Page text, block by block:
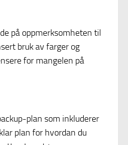
på oppmerksomheten til
bruk av farger og
for mangelen på
plan som inkluderer
plan for hvordan du